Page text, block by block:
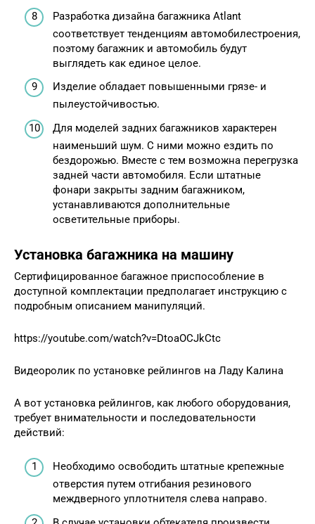
Разработка дизайна багажника Atlant
соответствует тенденциям автомобилестроения,
поэтому багажник и автомобиль будут
выглядеть как единое целое.
Изделие обладает повышенными грязе- и
пылеустойчивостью.
Для моделей задних багажников характерен
наименьший шум. С ними можно ездить по
бездорожью. Вместе с тем возможна перегрузка
задней части автомобиля. Если штатные
фонари закрыты задним багажником,
устанавливаются дополнительные
осветительные приборы.
Установка багажника на машину
Сертифицированное багажное приспособление в
доступной комплектации предполагает инструкцию с
подробным описанием манипуляций.
https://youtube.com/watch?v=DtoaOCJkCtc
Видеоролик по установке рейлингов на Ладу Калина
А вот установка рейлингов, как любого оборудования,
требует внимательности и последовательности
действий:
Необходимо освободить штатные крепежные
отверстия путем отгибания резинового
междверного уплотнителя слева направо.